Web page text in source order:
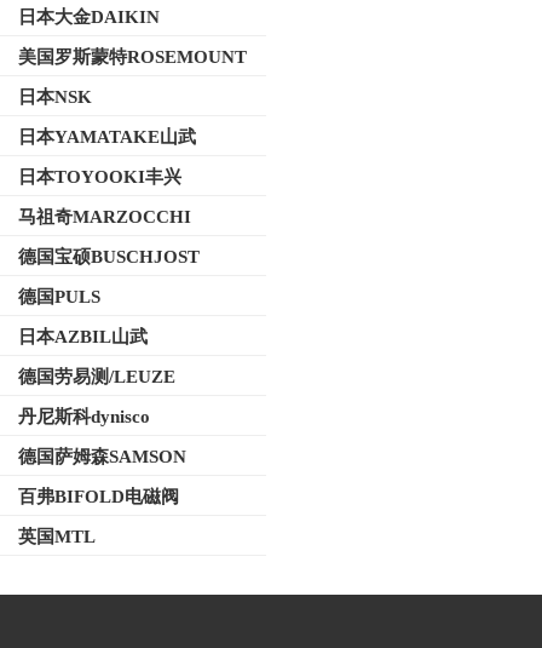
日本大金DAIKIN
美国罗斯蒙特ROSEMOUNT
日本NSK
日本YAMATAKE山武
日本TOYOOKI丰兴
马祖奇MARZOCCHI
德国宝硕BUSCHJOST
德国PULS
日本AZBIL山武
德国劳易测/LEUZE
丹尼斯科dynisco
德国萨姆森SAMSON
百弗BIFOLD电磁阀
英国MTL